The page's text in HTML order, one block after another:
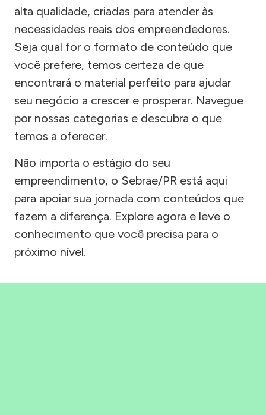
alta qualidade, criadas para atender às
necessidades reais dos empreendedores.
Seja qual for o formato de conteúdo que
você prefere, temos certeza de que
encontrará o material perfeito para ajudar
seu negócio a crescer e prosperar. Navegue
por nossas categorias e descubra o que
temos a oferecer.
Não importa o estágio do seu
empreendimento, o Sebrae/PR está aqui
para apoiar sua jornada com conteúdos que
fazem a diferença. Explore agora e leve o
conhecimento que você precisa para o
próximo nível.